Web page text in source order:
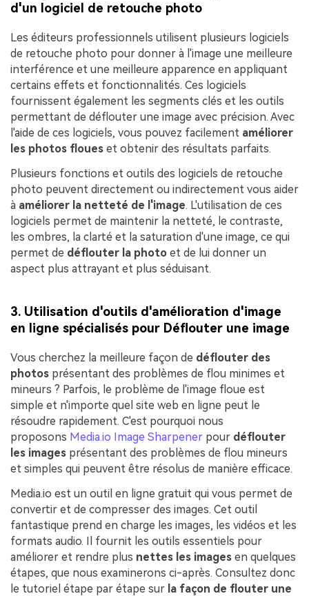
d'un logiciel de retouche photo
Les éditeurs professionnels utilisent plusieurs logiciels
de retouche photo pour donner à l'image une meilleure
interférence et une meilleure apparence en appliquant
certains effets et fonctionnalités. Ces logiciels
fournissent également les segments clés et les outils
permettant de déflouter une image avec précision. Avec
l'aide de ces logiciels, vous pouvez facilement améliorer
les photos floues et obtenir des résultats parfaits.
Plusieurs fonctions et outils des logiciels de retouche
photo peuvent directement ou indirectement vous aider
à améliorer la netteté de l'image. L'utilisation de ces
logiciels permet de maintenir la netteté, le contraste,
les ombres, la clarté et la saturation d'une image, ce qui
permet de déflouter la photo et de lui donner un
aspect plus attrayant et plus séduisant.
3. Utilisation d'outils d'amélioration d'image
en ligne spécialisés pour Déflouter une image
Vous cherchez la meilleure façon de déflouter des
photos présentant des problèmes de flou minimes et
mineurs ? Parfois, le problème de l'image floue est
simple et n'importe quel site web en ligne peut le
résoudre rapidement. C'est pourquoi nous
proposons Media.io Image Sharpener pour déflouter
les images présentant des problèmes de flou mineurs
et simples qui peuvent être résolus de manière efficace.
Media.io est un outil en ligne gratuit qui vous permet de
convertir et de compresser des images. Cet outil
fantastique prend en charge les images, les vidéos et les
formats audio. Il fournit les outils essentiels pour
améliorer et rendre plus nettes les images en quelques
étapes, que nous examinerons ci-après. Consultez donc
le tutoriel étape par étape sur la façon de flouter une